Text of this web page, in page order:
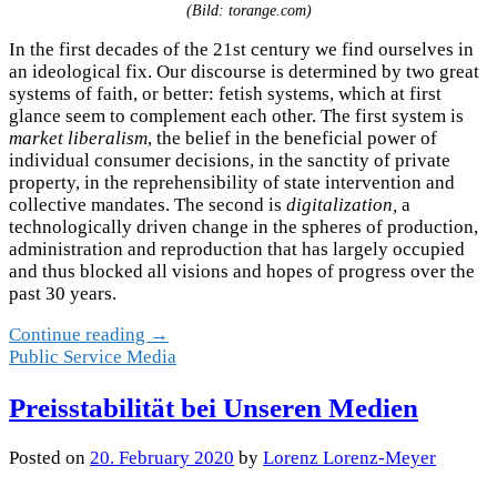
(Bild: torange.com)
In the first decades of the 21st century we find ourselves in
an ideological fix. Our discourse is determined by two great
systems of faith, or better: fetish systems, which at first
glance seem to complement each other. The first system is
market liberalism, the belief in the beneficial power of
individual consumer decisions, in the sanctity of private
property, in the reprehensibility of state intervention and
collective mandates. The second is digitalization, a
technologically driven change in the spheres of production,
administration and reproduction that has largely occupied
and thus blocked all visions and hopes of progress over the
past 30 years.
Continue reading →
Public Service Media
Preisstabilität bei Unseren Medien
Posted on 20. February 2020 by Lorenz Lorenz-Meyer